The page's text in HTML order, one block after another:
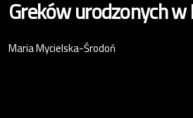
Greków urodzonych w
Maria Mycielska-Środoń